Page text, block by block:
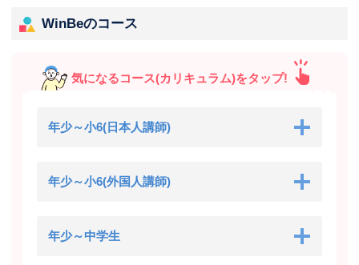
WinBeのコース
気になるコース(カリキュラム)をタップ!
年少～小6(日本人講師)
年少～小6(外国人講師)
年少～中学生